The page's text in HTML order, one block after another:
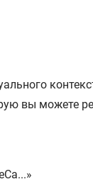
вы можете